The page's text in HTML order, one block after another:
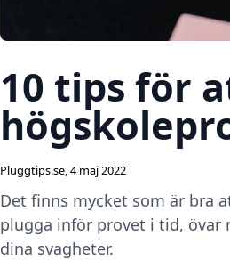
10 tips för
Pluggtips.se,4 maj 2022
Det finns mycket som är bra
plugga inför provet i tid,
dina svagheter.